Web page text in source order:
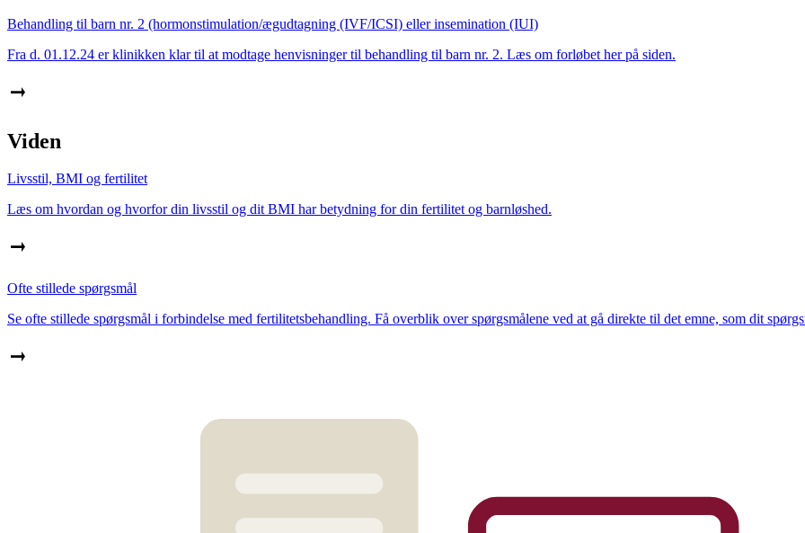
Behandling til barn nr. 2 (hormonstimulation/ægudtagning (IVF/ICSI) eller insemination (IUI)
Fra d. 01.12.24 er klinikken klar til at modtage henvisninger til behandling til barn nr. 2. Læs om forløbet her på siden.
Viden
Livsstil, BMI og fertilitet
Læs om hvordan og hvorfor din livsstil og dit BMI har betydning for din fertilitet og barnløshed.
Ofte stillede spørgsmål
Se ofte stillede spørgsmål i forbindelse med fertilitetsbehandling. Få overblik over spørgsmålene ved at gå direkte til det emne, som dit